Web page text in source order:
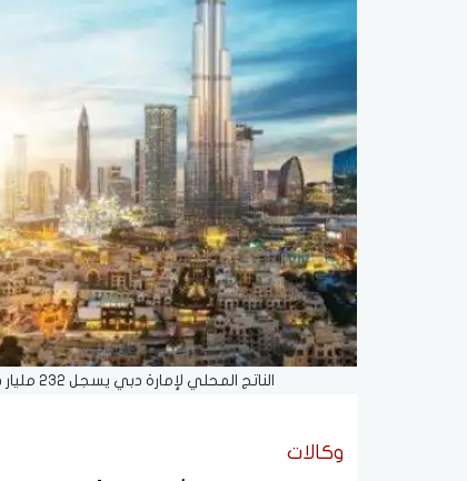
الناتج المحلي لإمارة دبي يسجل 232 مليار درهم في الربع الأول من 2026 بدعم نمو القطاعات الاقتصادية
وكالات